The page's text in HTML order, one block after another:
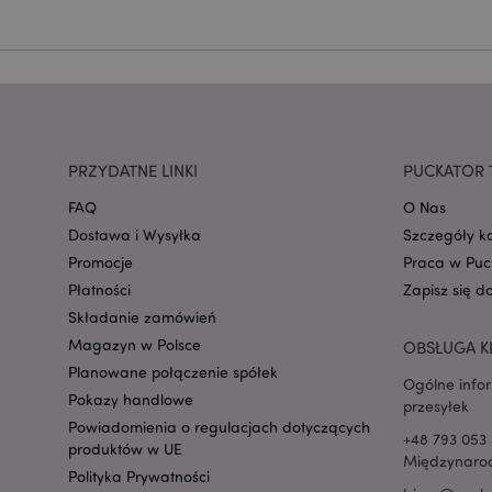
PRZYDATNE LINKI
FAQ
Dostawa i Wysyłka
Promocje
Płatności
Składanie zamówień
Magazyn w Polsce
Planowane połączenie spółek
Pokazy handlowe
Powiadomienia o regulacjach dotyczących
produktów w UE
Polityka Prywatności
PUCKATOR
O Nas
Szczegóły
Praca w
Zapisz się
OBSŁUGA
Ogólne
przesyłek
+48 793 053
form_key
mage-cache-